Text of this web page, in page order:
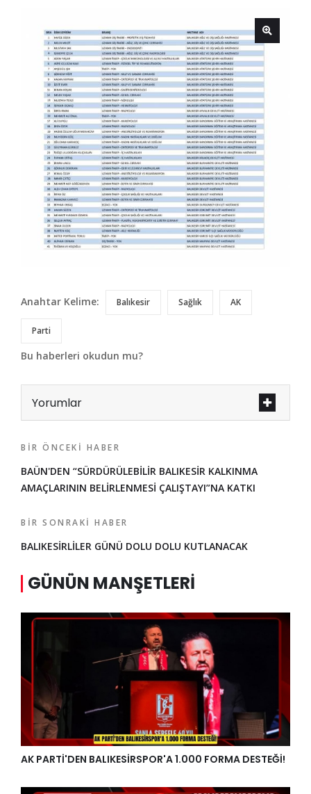
Anahtar Kelime: Balıkesir Sağlık AK
Parti
Bu haberleri okudun mu?
Yorumlar
BIR ÖNCEKI HABER
BAÜN'DEN “SÜRDÜRÜLEBİLİR BALIKESİR KALKINMA
AMAÇLARININ BELİRLENMESİ ÇALIŞTAYI”NA KATKI
BIR SONRAKI HABER
BALIKESİRLİLER GÜNÜ DOLU DOLU KUTLANACAK
GÜNÜN MANŞETLERI
AK PARTİ'DEN BALIKESİRSPOR'A 1.000 FORMA DESTEĞİ!